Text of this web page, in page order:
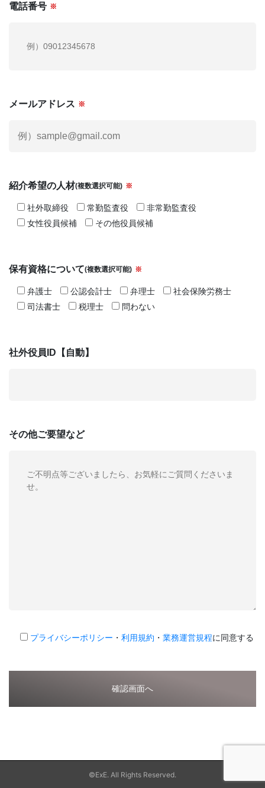
電話番号 ※
メールアドレス ※
紹介希望の人材(複数選択可能) ※
社外取締役 常勤監査役
非常勤監査役
女性役員候補
その他役員候補
保有資格について(複数選択可能) ※
弁護士 公認会計士 弁理士
社会保険労務士
司法書士
税理士 問わない
社外役員ID【自動】
その他ご要望など
プライバシーポリシー ・ 利用規約 ・ 業務運営規程に同意する
©ExE. All Rights Reserved.